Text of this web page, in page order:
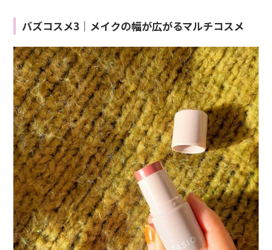
バズコスメ3｜メイクの幅が広がるマルチコスメ